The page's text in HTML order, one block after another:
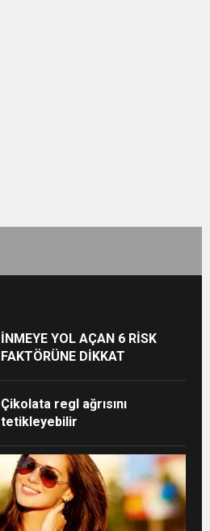
İNMEYE YOL AÇAN 6 RİSK
FAKTÖRÜNE DİKKAT
Çikolata regl ağrısını
tetikleyebilir